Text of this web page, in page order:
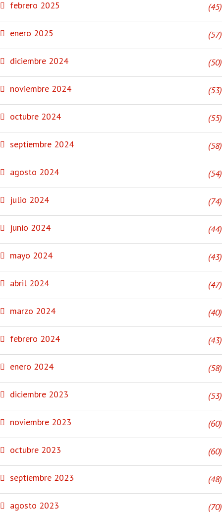
febrero 2025 (45)
enero 2025 (57)
diciembre 2024 (50)
noviembre 2024 (53)
octubre 2024 (55)
septiembre 2024 (58)
agosto 2024 (54)
julio 2024 (74)
junio 2024 (44)
mayo 2024 (43)
abril 2024 (47)
marzo 2024 (40)
febrero 2024 (43)
enero 2024 (58)
diciembre 2023 (53)
noviembre 2023 (60)
octubre 2023 (60)
septiembre 2023 (48)
agosto 2023 (70)